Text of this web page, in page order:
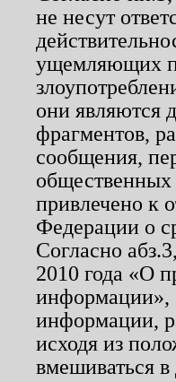
не несут
ущемляющих
они являются
фрагментов,
сообщения,
общественных
привлечено к
Федерации о
Согласно
2010 года «О
информации»,
информации,
исходя из
вмешиваться в